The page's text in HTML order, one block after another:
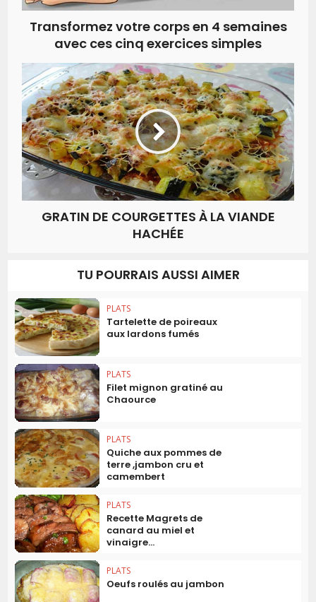
Transformez votre corps en 4 semaines
avec ces cinq exercices simples
GRATIN DE COURGETTES À LA VIANDE
HACHÉE
TU POURRAIS AUSSI AIMER
PLATS
Tartelette de poireaux
aux lardons fumés
PLATS
Filet mignon gratiné au
Chaource
PLATS
Quiche aux pommes de
terre ,jambon cru et
camembert
PLATS
Recette Magrets de
canard au miel et
vinaigre...
PLATS
Oeufs roulés au jambon